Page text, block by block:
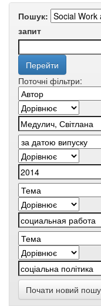
Пошук:
запит
Поточні фільтри:
Почати новий